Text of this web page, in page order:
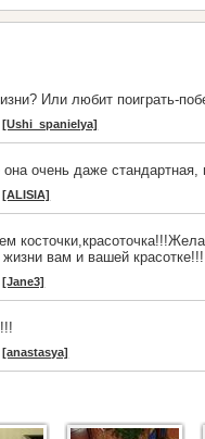
Или любит поиграть-
[Ushi_spanielya]
очень даже стандартная,
[ALISIA]
вам и вашей красотке!!!
[Jane3]
[anastasya]